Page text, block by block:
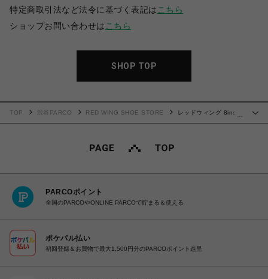
特定商取引法など法令に基づく表記は こちら
ショップお問い合わせは こちら
SHOP TOP
TOP 渋谷PARCO RED WING SHOE STORE
レッドウィング 8inch
PARCOポイント
全国のPARCOやONLINE PARCOで貯まる＆使える
ポケパル払い
初回登録＆お買物で最大1,500円分のPARCOポイント進呈